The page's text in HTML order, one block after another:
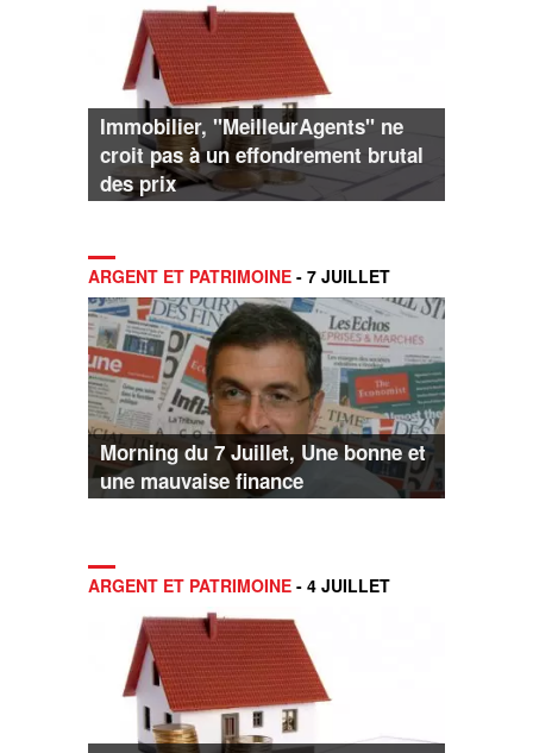
Immobilier, "MeilleurAgents" ne
croit pas à un effondrement brutal
des prix
ARGENT ET PATRIMOINE - 7 JUILLET
Morning du 7 Juillet, Une bonne et
une mauvaise finance
ARGENT ET PATRIMOINE - 4 JUILLET